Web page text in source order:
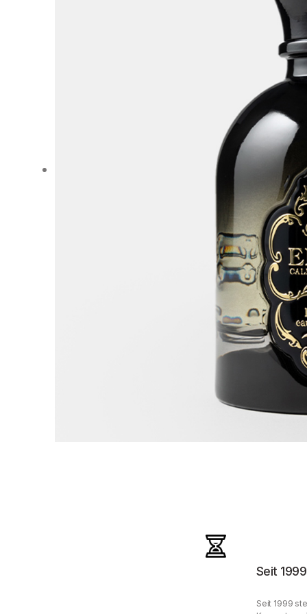
Seit 1999
Seit 1999